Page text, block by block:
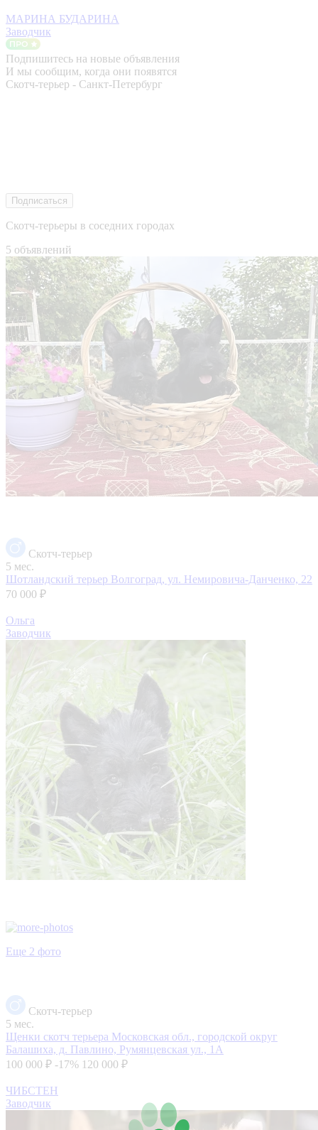
МАРИНА БУДАРИНА
Заводчик
Подпишитесь на новые объявления
И мы сообщим, когда они появятся
Скотч-терьер - Санкт-Петербург
Подписаться
Скотч-терьеры в соседних городах
5 объявлений
Скотч-терьер
5 мес.
Шотландский терьер Волгоград, ул. Немировича-Данченко, 22
70 000 ₽
Ольга
Заводчик
Еще 2 фото
Скотч-терьер
5 мес.
Щенки скотч терьера Московская обл., городской округ
Балашиха, д. Павлино, Румянцевская ул., 1А
100 000 ₽ -17% 120 000 ₽
ЧИБСТЕН
Заводчик